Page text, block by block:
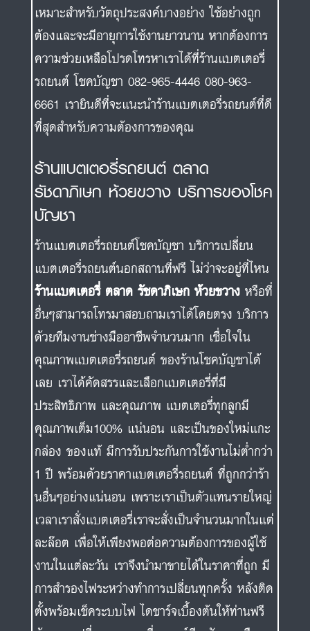
เหมาะสำหรับวัตถุประสงค์บางอย่าง ใช้อย่างถูก
ต้องและจะมีอายุการใช้งานยาวนาน หากต้องการ
ความช่วยเหลือโปรดโทรหาเราได้ที่ร้านแบตเตอรี่
รถยนต์ โชคบัญชา 082-965-4446 080-963-
6661 เรายินดีที่จะแนะนำร้านแบตเตอรี่รถยนต์ที่ดี
ที่สุดสำหรับความต้องการของคุณ
ร้านแบตเตอรี่รถยนต์ ตลาด
รัชดาภิเษก ห้วยขวาง บริการของโชค
บัญชา
ร้านแบตเตอรี่รถยนต์โชคบัญชา บริการเปลี่ยน
แบตเตอรี่รถยนต์นอกสถานที่ฟรี ไม่ว่าจะอยู่ที่ไหน
ร้านแบตเตอรี่ ตลาด รัชดาภิเษก ห้วยขวาง หรือที่
อื่นๆสามารถโทรมาสอบถามเราได้โดยตรง บริการ
ด้วยทีมงานช่างมืออาชีพจำนวนมาก เชื่อใจใน
คุณภาพแบตเตอรี่รถยนต์ ของร้านโชคบัญชาได้
เลย เราได้คัดสรรและเลือกแบตเตอรี่ที่มี
ประสิทธิภาพ และคุณภาพ แบตเตอรี่ทุกลูกมี
คุณภาพเต็ม100% แน่นอน และเป็นของใหม่แกะ
กล่อง ของแท้ มีการรับประกันการใช้งานไม่ต่ำกว่า
1 ปี พร้อมด้วยราคาแบตเตอรี่รถยนต์ ที่ถูกกว่าร้า
นอื่นๆอย่างแน่นอน เพราะเราเป็นตัวแทนรายใหญ่
เวลาเราสั่งแบตเตอรี่เราจะสั่งเป็นจำนวนมากในแต่
ละล๊อต เพื่อให้เพียงพอต่อความต้องการของผู้ใช้
งานในแต่ละวัน เราจึงนำมาขายได้ในราคาที่ถูก มี
การสำรองไฟระหว่างทำการเปลี่ยนทุกครั้ง หลังติด
ตั้งพร้อมเช็คระบบไฟ ไดชาร์จเบื้องต้นให้ท่านฟรี